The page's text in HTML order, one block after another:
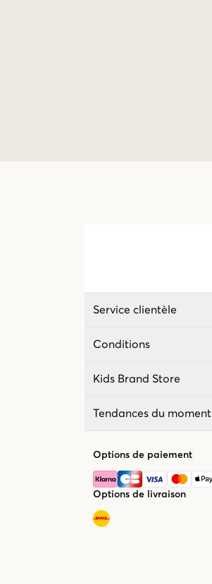
Service clientèle
Conditions
Kids Brand Store
Tendances du moment
Options de paiement
Options de livraison